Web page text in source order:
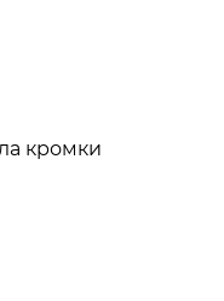
кромки